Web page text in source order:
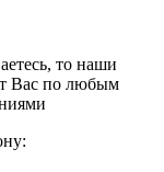
то наши
Вас по любым